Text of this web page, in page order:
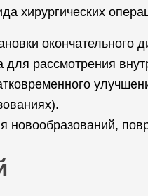
хирургических
окончательного
рассмотрения
новообразований,